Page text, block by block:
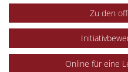
Zu den
Online für eine